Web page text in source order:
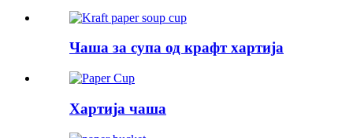
Чаша за супа од крафт хартија
Хартија чаша